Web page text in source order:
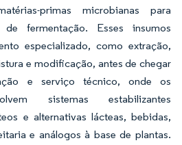
primas microbianas para
de fermentação. Esses insumos
especializado, como extração,
e modificação, antes de chegar
e serviço técnico, onde os
sistemas estabilizantes
e alternativas lácteas, bebidas,
e análogos à base de plantas.